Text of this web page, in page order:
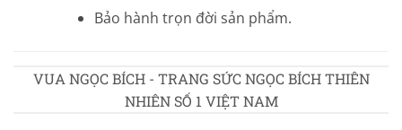
Bảo hành trọn đời sản phẩm.
VUA NGỌC BÍCH - TRANG SỨC NGỌC BÍCH THIÊN
NHIÊN SỐ 1 VIỆT NAM